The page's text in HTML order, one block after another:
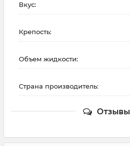
Вкус:
Крепость:
Объем жидкости:
Страна производитель:
Отзывы